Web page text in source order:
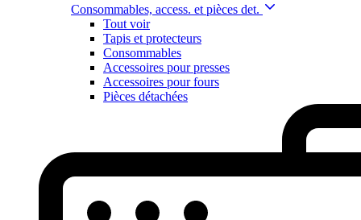
Consommables, access. et pièces det.
Tout voir
Tapis et protecteurs
Consommables
Accessoires pour presses
Accessoires pour fours
Pièces détachées